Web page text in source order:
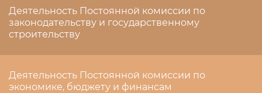
Деятельность Постоянной комиссии по
законодательству и государственному
строительству
Деятельность Постоянной комиссии по
экономике, бюджету и финансам